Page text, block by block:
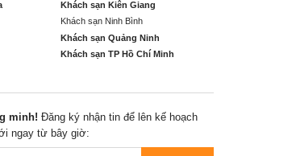
Khách sạn Kiên Giang
Khách sạn Ninh Bình
Khách sạn Quảng Ninh
Khách sạn TP Hồ Chí Minh
minh! Đăng ký nhận tin để lên kế hoạch
ngay từ bây giờ: